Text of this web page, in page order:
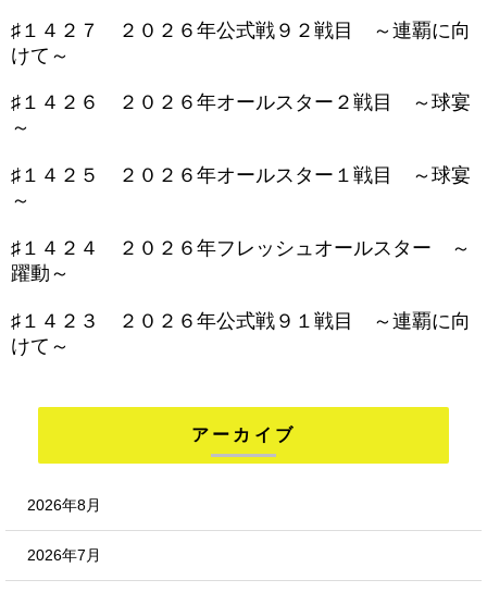
♯１４２７ ２０２６年公式戦９２戦目 ～連覇に向
けて～
♯１４２６ ２０２６年オールスター２戦目 ～球宴
～
♯１４２５ ２０２６年オールスター１戦目 ～球宴
～
♯１４２４ ２０２６年フレッシュオールスター ～
躍動～
♯１４２３ ２０２６年公式戦９１戦目 ～連覇に向
けて～
アーカイブ
2026年8月
2026年7月